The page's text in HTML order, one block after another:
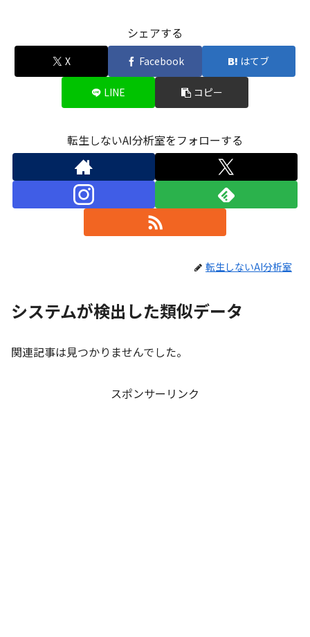
シェアする
X Facebook はてブ
LINE コピー
転生しないAI分析室をフォローする
転生しないAI分析室
システムが検出した類似データ
関連記事は見つかりませんでした。
スポンサーリンク